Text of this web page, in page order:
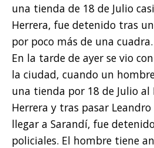
una tienda de 18 de Julio
Herrera, fue detenido tras
por poco más de una cuadra.
En la tarde de ayer se vio
la ciudad, cuando un
una tienda por 18 de Julio al
Herrera y tras pasar
llegar a Sarandí, fue
policiales. El hombre tiene